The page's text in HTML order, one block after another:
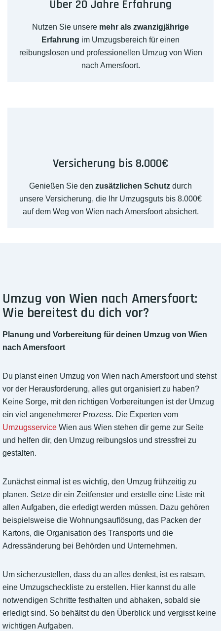
Über 20 Jahre Erfahrung
Nutzen Sie unsere mehr als zwanzigjährige
Erfahrung im Umzugsbereich für einen
reibungslosen und professionellen Umzug von Wien
nach Amersfoort.
Versicherung bis 8.000€
Genießen Sie den zusätzlichen Schutz durch
unsere Versicherung, die Ihr Umzugsguts bis 8.000€
auf dem Weg von Wien nach Amersfoort absichert.
Umzug von Wien nach Amersfoort:
Wie bereitest du dich vor?
Planung und Vorbereitung für deinen Umzug von Wien
nach Amersfoort
Du planst einen Umzug von Wien nach Amersfoort und stehst
vor der Herausforderung, alles gut organisiert zu haben?
Keine Sorge, mit den richtigen Vorbereitungen ist der Umzug
ein viel angenehmerer Prozess. Die Experten vom
Umzugsservice Wien aus Wien stehen dir gerne zur Seite
und helfen dir, den Umzug reibungslos und stressfrei zu
gestalten.
Zunächst einmal ist es wichtig, den Umzug frühzeitig zu
planen. Setze dir ein Zeitfenster und erstelle eine Liste mit
allen Aufgaben, die erledigt werden müssen. Dazu gehören
beispielsweise die Wohnungsauflösung, das Packen der
Kartons, die Organisation des Transports und die
Adressänderung bei Behörden und Unternehmen.
Um sicherzustellen, dass du an alles denkst, ist es ratsam,
eine Umzugscheckliste zu erstellen. Hier kannst du alle
notwendigen Schritte festhalten und abhaken, sobald sie
erledigt sind. So behältst du den Überblick und vergisst keine
wichtigen Aufgaben.